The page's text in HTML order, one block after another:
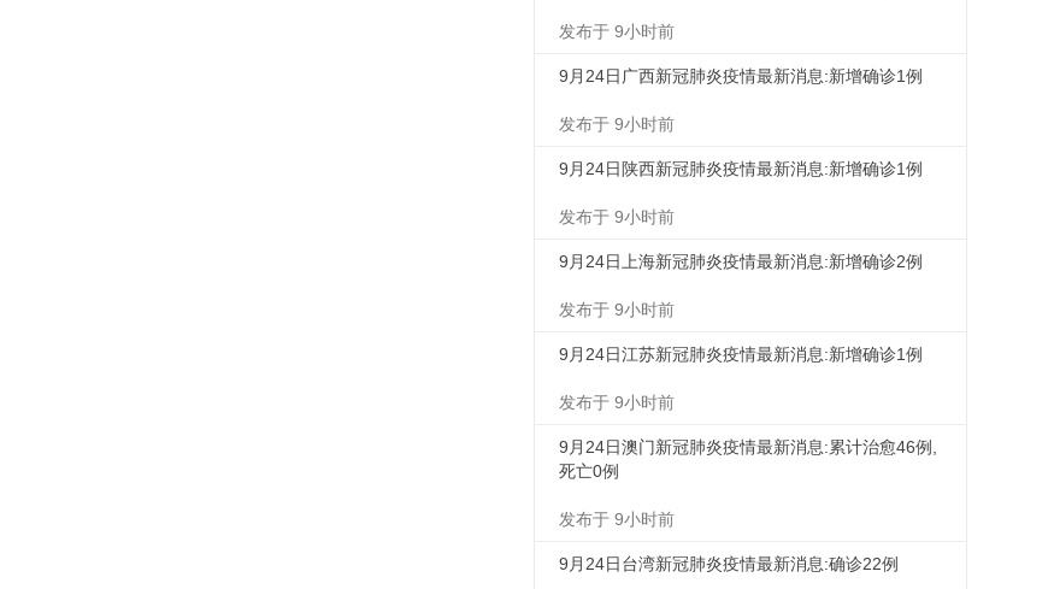
发布于 9小时前
9月24日广西新冠肺炎疫情最新消息:新增确诊1例
发布于 9小时前
9月24日陕西新冠肺炎疫情最新消息:新增确诊1例
发布于 9小时前
9月24日上海新冠肺炎疫情最新消息:新增确诊2例
发布于 9小时前
9月24日江苏新冠肺炎疫情最新消息:新增确诊1例
发布于 9小时前
9月24日澳门新冠肺炎疫情最新消息:累计治愈46例,
死亡0例
发布于 9小时前
9月24日台湾新冠肺炎疫情最新消息:确诊22例